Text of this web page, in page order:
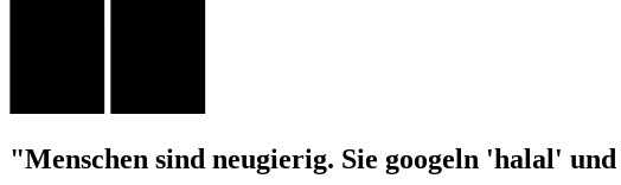
"Menschen sind neugierig. Sie googeln 'halal'